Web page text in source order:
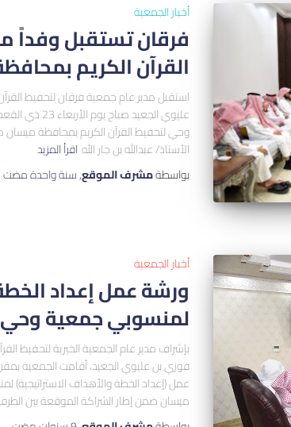
أخبار الجمعية
فرقان تستقبل
القرآن الكريم
استقبل مدير عام جمعية فرقان لتحفيظ
وحي لتحفيظ القرآن الكريم بمحافظة
الأستاذ/ عبدالله بن جار الله اقرأ المزيد
بواسطةمشرف الموقع,سنة واحدةمضت
أخبار الجمعية
ورشة عمل إعداد
لمنسوبي جمعية وحي
بإشراف مدير عام الجمعية الخيرية لتحفيظ
عمل (إعداد الخطة والأهداف
ميسان ضمن إطار الشراكة الموقعة بين